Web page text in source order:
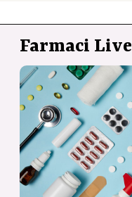
Farmaci Live